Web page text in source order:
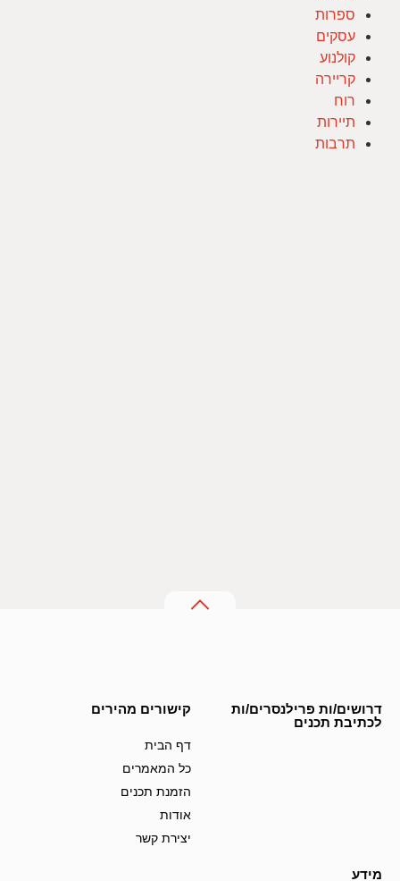
ספרות
עסקים
קולנוע
קריירה
רוח
תיירות
תרבות
דרושים/ות פרילנסרים/ות
לכתיבת תכנים
קישורים מהירים
דף הבית
כל המאמרים
הזמנת תכנים
אודות
יצירת קשר
מידע